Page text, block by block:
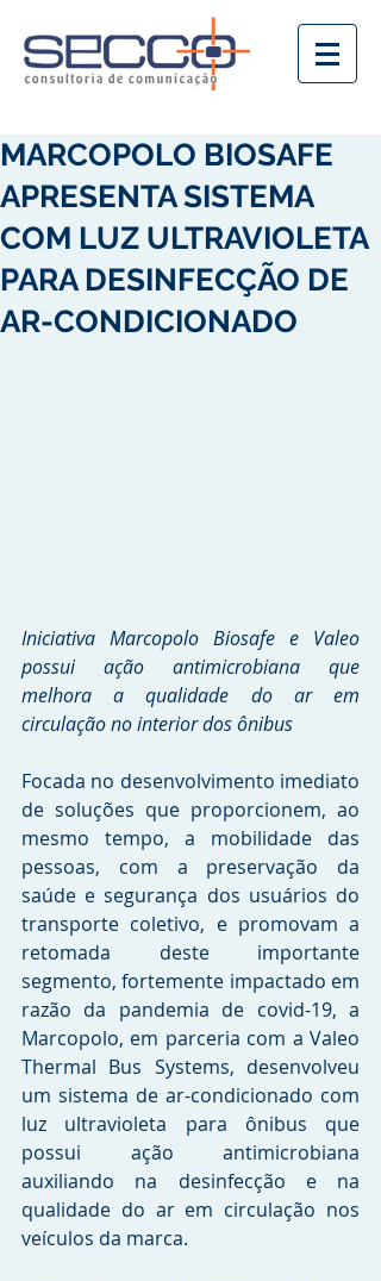
MARCOPOLO BIOSAFE
APRESENTA SISTEMA
COM LUZ ULTRAVIOLETA
PARA DESINFECÇÃO DE
AR-CONDICIONADO
Iniciativa Marcopolo Biosafe e Valeo
possui ação antimicrobiana que
melhora a qualidade do ar em
circulação no interior dos ônibus
Focada no desenvolvimento imediato
de soluções que proporcionem, ao
mesmo tempo, a mobilidade das
pessoas, com a preservação da
saúde e segurança dos usuários do
transporte coletivo, e promovam a
retomada deste importante
segmento, fortemente impactado em
razão da pandemia de covid-19, a
Marcopolo, em parceria com a Valeo
Thermal Bus Systems, desenvolveu
um sistema de ar-condicionado com
luz ultravioleta para ônibus que
possui ação antimicrobiana
auxiliando na desinfecção e na
qualidade do ar em circulação nos
veículos da marca.